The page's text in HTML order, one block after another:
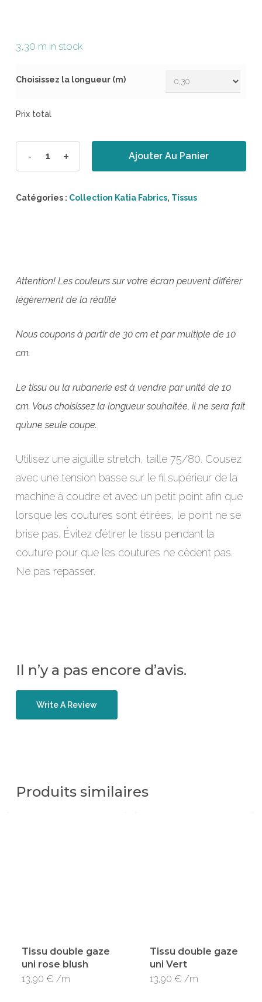
3,30 m in stock
Choisissez la longueur (m)
Prix total
Ajouter Au Panier
Catégories : Collection Katia Fabrics, Tissus
Attention! Les couleurs sur votre écran peuvent différer
légèrement de la réalité
Nous coupons à partir de 30 cm et par multiple de 10
cm.
Le tissu ou la rubanerie est à vendre par unité de 10
cm. Vous choisissez la longueur souhaitée, il ne sera fait
qu’une seule coupe.
Utilisez une aiguille stretch, taille 75/80. Cousez
avec une tension basse sur le fil supérieur de la
machine à coudre et avec un petit point afin que
lorsque les coutures sont étirées, le point ne se
brise pas. Évitez d’étirer le tissu pendant la
couture pour que les coutures ne cèdent pas.
Ne pas repasser.
Il n’y a pas encore d’avis.
Write A Review
Produits similaires
Tissu double gaze
uni rose blush
13,90 € /m
Tissu double gaze
uni Vert
13,90 € /m